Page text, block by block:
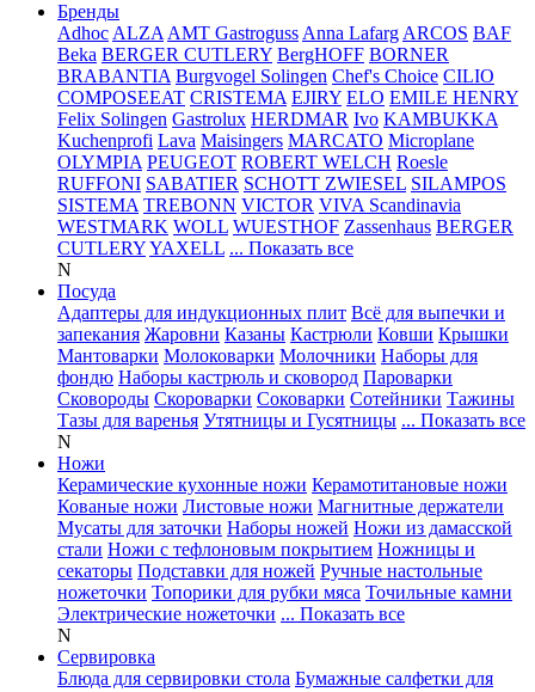
Бренды
Adhoc ALZA AMT Gastroguss Anna Lafarg ARCOS BAF
Beka BERGER CUTLERY BergHOFF BORNER
BRABANTIA Burgvogel Solingen Chef's Choice CILIO
COMPOSEEAT CRISTEMA EJIRY ELO EMILE HENRY
Felix Solingen Gastrolux HERDMAR Ivo KAMBUKKA
Kuchenprofi Lava Maisingers MARCATO Microplane
OLYMPIA PEUGEOT ROBERT WELCH Roesle
RUFFONI SABATIER SCHOTT ZWIESEL SILAMPOS
SISTEMA TREBONN VICTOR VIVA Scandinavia
WESTMARK WOLL WUESTHOF Zassenhaus BERGER
CUTLERYYAXELL ... Показать все
N
Посуда
Адаптеры для индукционных плит Всё для выпечки и
запекания Жаровни Казаны Кастрюли Ковши Крышки
Мантоварки Молоковарки Молочники Наборы для
фондю Наборы кастрюль и сковород Пароварки
Сковороды Скороварки Соковарки Сотейники Тажины
Тазы для варенья Утятницы и Гусятницы ... Показать все
N
Ножи
Керамические кухонные ножи Керамотитановые ножи
Кованые ножи Листовые ножи Магнитные держатели
Мусаты для заточки Наборы ножей Ножи из дамасской
стали Ножи с тефлоновым покрытием Ножницы и
секаторы Подставки для ножей Ручные настольные
ножеточки Топорики для рубки мяса Точильные камни
Электрические ножеточки ... Показать все
N
Сервировка
Блюда для сервировки стола Бумажные салфетки для